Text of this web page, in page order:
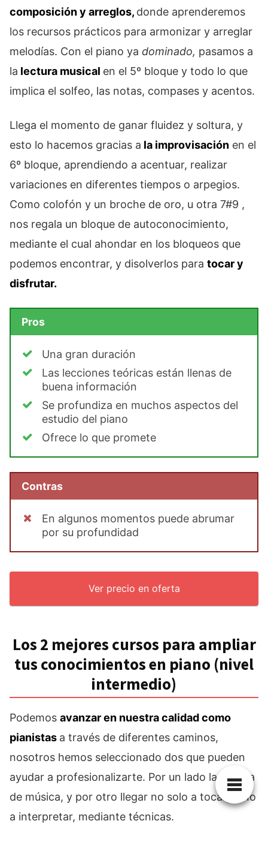
composición y arreglos, donde aprenderemos
los recursos prácticos para armonizar y arreglar
melodías. Con el piano ya dominado, pasamos a
la lectura musical en el 5º bloque y todo lo que
implica el solfeo, las notas, compases y acentos.
Llega el momento de ganar fluidez y soltura, y
esto lo hacemos gracias a la improvisación en el
6º bloque, aprendiendo a acentuar, realizar
variaciones en diferentes tiempos o arpegios.
Como colofón y un broche de oro, u otra 7#9 ,
nos regala un bloque de autoconocimiento,
mediante el cual ahondar en los bloqueos que
podemos encontrar, y disolverlos para tocar y
disfrutar.
Pros
Una gran duración
Las lecciones teóricas están llenas de
buena información
Se profundiza en muchos aspectos del
estudio del piano
Ofrece lo que promete
Contras
En algunos momentos puede abrumar
por su profundidad
Ver precio en oferta
Los 2 mejores cursos para ampliar
tus conocimientos en piano (nivel
intermedio)
Podemos avanzar en nuestra calidad como
pianistas a través de diferentes caminos,
nosotros hemos seleccionado dos que pueden
ayudar a profesionalizarte. Por un lado la lectura
de música, y por otro llegar no solo a tocar, si no
a interpretar, mediante técnicas.